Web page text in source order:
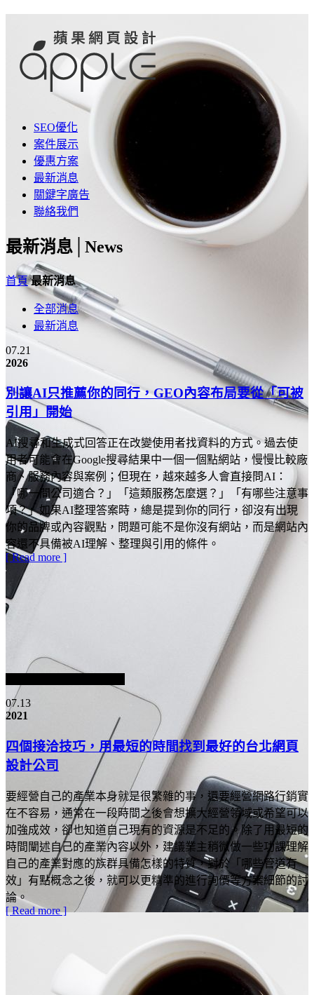
SEO優化
案件展示
優惠方案
最新消息
關鍵字廣告
聯絡我們
最新消息│ News
首頁 最新消息
全部消息
最新消息
07.21
2026
別讓AI只推薦你的同行，GEO內容布局要從「可被
引用」開始
AI搜尋和生成式回答正在改變使用者找資料的方式。過去使
用者可能會在Google搜尋結果中一個一個點網站，慢慢比較廠
商、服務內容與案例；但現在，越來越多人會直接問AI：
「哪一間公司適合？」「這類服務怎麼選？」「有哪些注意事
項？」如果AI整理答案時，總是提到你的同行，卻沒有出現
你的品牌或內容觀點，問題可能不是你沒有網站，而是網站內
容還不具備被AI理解、整理與引用的條件。
[ Read more ]
07.13
2021
四個接洽技巧，用最短的時間找到最好的台北網頁
設計公司
要經營自己的產業本身就是很繁雜的事，還要經營網路行銷實
在不容易，通常在一段時間之後會想擴大經營領域或希望可以
加強成效，卻也知道自己現有的資源是不足的。除了用最短的
時間闡述自己的產業內容以外，建議業主稍微做一些功課理解
自己的產業對應的族群具備怎樣的特質，對於「哪些管道有
效」有點概念之後，就可以更精準的進行詢價等方案細節的討
論。
[ Read more ]